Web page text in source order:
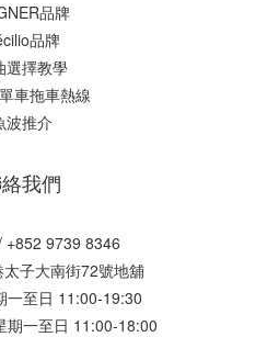
品牌
品牌
選擇教學
車拖車熱線
波推介
我們
+852 9739 8346
太子大南街72號地舖
一至日 11:00-19:30
期一至日 11:00-18:00